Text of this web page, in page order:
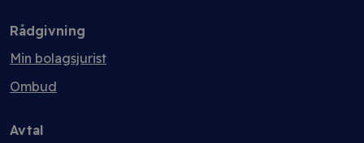
Rådgivning
Min bolagsjurist
Ombud
Avtal